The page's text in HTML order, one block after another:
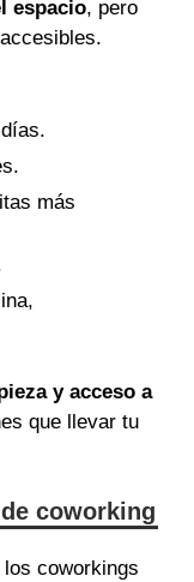
espacio, pero
más
y acceso a
que llevar tu
coworking
coworkings